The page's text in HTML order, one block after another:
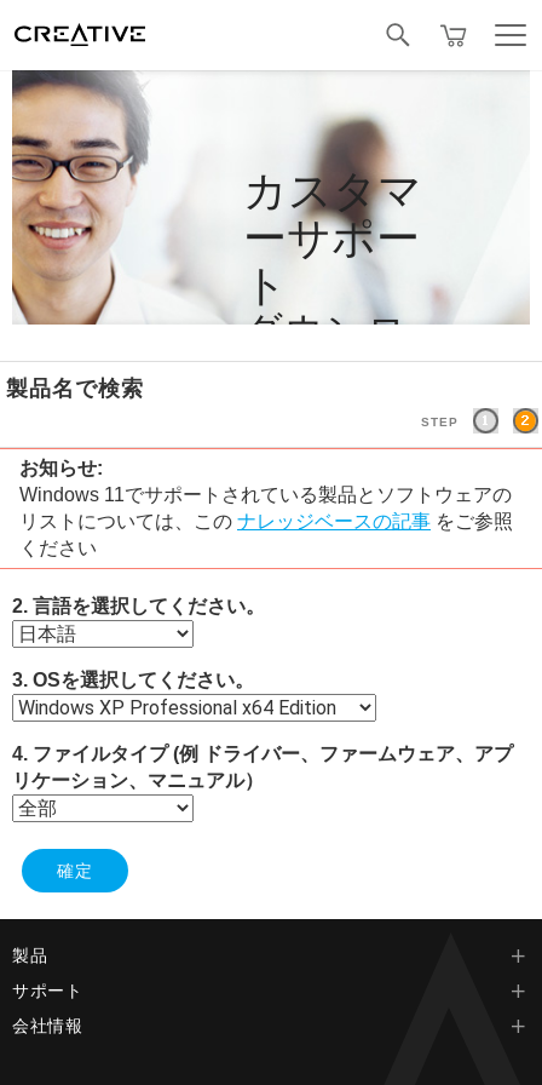
カスタマ
ーサポー
ト
ダウンロ
ード
製品名で検索
STEP
お知らせ:
Windows 11でサポートされている製品とソフトウェアの
リストについては、この ナレッジベースの記事 をご参照
ください
2. 言語を選択してください。
3. OSを選択してください。
4. ファイルタイプ (例 ドライバー、ファームウェア、アプ
リケーション、マニュアル）
Facebook
製品
サポート
会社情報